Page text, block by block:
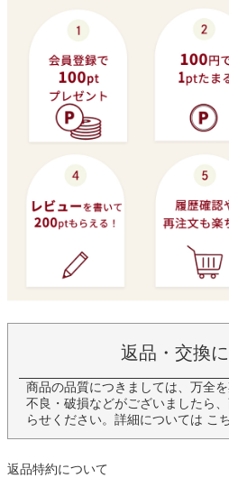
返品・交換
商品の品質につきましては、万全
不良・破損などがございましたら
らせください。詳細については こ
返品特約について